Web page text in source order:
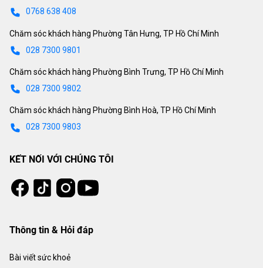
0768 638 408
Chăm sóc khách hàng Phường Tân Hưng, TP Hồ Chí Minh
028 7300 9801
Chăm sóc khách hàng Phường Bình Trưng, TP Hồ Chí Minh
028 7300 9802
Chăm sóc khách hàng Phường Bình Hoà, TP Hồ Chí Minh
028 7300 9803
KẾT NỐI VỚI CHÚNG TÔI
Facebook
Tiktok Instagram
Youtube
Thông tin & Hỏi đáp
Bài viết sức khoẻ